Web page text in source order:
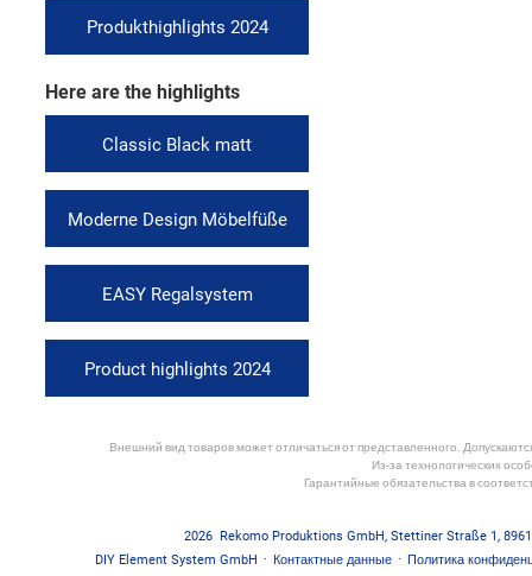
Produkthighlights 2024
Here are the highlights
Classic Black matt
Moderne Design Möbelfüße
EASY Regalsystem
Product highlights 2024
Внешний вид товаров может отличаться от представленного.
Из-за технологических
Гарантийные обязательства в
2026 Rekomo Produktions GmbH, Stettiner Straße 1,
DIY Element System GmbH · Контактные данные · Политика